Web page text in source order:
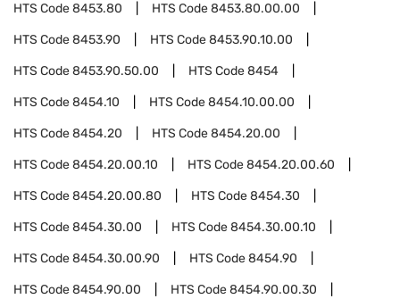
HTS Code8453.80 HTS Code8453.80.00.00
HTS Code8453.90 HTS Code8453.90.10.00
HTS Code8453.90.50.00 HTS Code8454
HTS Code8454.10 HTS Code8454.10.00.00
HTS Code8454.20 HTS Code8454.20.00
HTS Code8454.20.00.10 HTS Code8454.20.00.60
HTS Code8454.20.00.80 HTS Code8454.30
HTS Code8454.30.00 HTS Code8454.30.00.10
HTS Code8454.30.00.90 HTS Code8454.90
HTS Code8454.90.00 HTS Code8454.90.00.30